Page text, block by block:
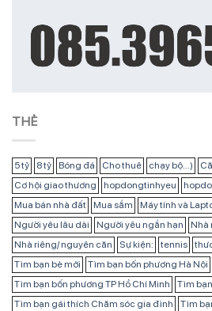
THẺ
5 tỷ 8 tỷ Bóng đá Cho thuê chạy bộ...)
Cơ hội giao thương
hopdongtinhyeu
Mua bán nhà đất
Mua sắm Máy tính và
Người yêu lâu dài
Người yêu ngắn hạn Nhà
Nhà riêng/ nguyên căn
Sự kiện: tennis
Tìm bạn bè mới
Tìm bạn bốn phương Hà Nội
Tìm bạn bốn phương TP Hồ Chí Minh
Tìm
Tìm bạn gái thích Chăm sóc gia đình
Tìm